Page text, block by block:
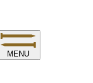
MENU